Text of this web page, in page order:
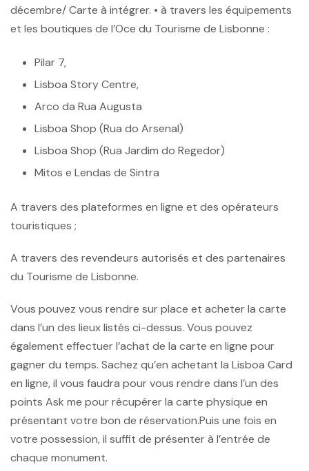
décembre/ Carte à intégrer. • à travers les équipements
et les boutiques de l’Oce du Tourisme de Lisbonne :
Pilar 7,
Lisboa Story Centre,
Arco da Rua Augusta
Lisboa Shop (Rua do Arsenal)
Lisboa Shop (Rua Jardim do Regedor)
Mitos e Lendas de Sintra
A travers des plateformes en ligne et des opérateurs
touristiques ;
A travers des revendeurs autorisés et des partenaires
du Tourisme de Lisbonne.
Vous pouvez vous rendre sur place et acheter la carte
dans l’un des lieux listés ci-dessus. Vous pouvez
également effectuer l’achat de la carte en ligne pour
gagner du temps. Sachez qu’en achetant la Lisboa Card
en ligne, il vous faudra pour vous rendre dans l’un des
points Ask me pour récupérer la carte physique en
présentant votre bon de réservation.Puis une fois en
votre possession, il suffit de présenter à l’entrée de
chaque monument.